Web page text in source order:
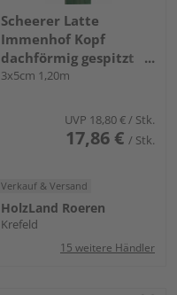
Scheerer Latte
Immenhof Kopf
dachförmig gespitzt
transparent lasiert -
3x5cm 1,20m
UVP 18,80 €/ Stk.
17,86 € / Stk.
Verkauf & Versand
HolzLand Roeren
Krefeld
15 weitere Händler